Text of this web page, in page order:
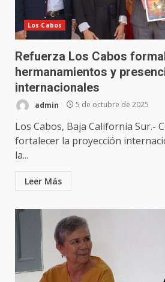
Los Cabos
Refuerza Los Cabos
hermanamientos y
internacionales
admin 5 de octubre de 2025
Los Cabos, Baja California Sur.-
fortalecer la proyección
la...
Leer Más